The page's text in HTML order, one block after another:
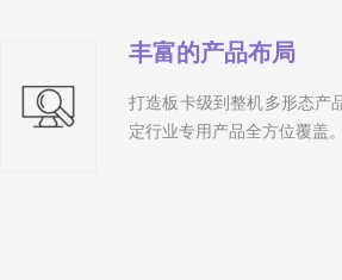
丰富的产品布局
打造板卡级到整机多形态产
定行业专用产品全方位覆盖。